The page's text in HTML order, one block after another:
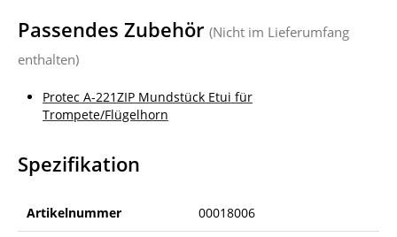
Passendes Zubehör (Nicht im Lieferumfang
enthalten)
Protec A-221ZIP Mundstück Etui für
Trompete/Flügelhorn
Spezifikation
Artikelnummer 00018006